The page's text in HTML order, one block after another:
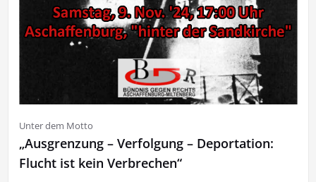
Unter dem Motto
„Ausgrenzung – Verfolgung – Deportation:
Flucht ist kein Verbrechen“